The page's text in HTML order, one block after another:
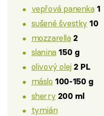
vepřová panenka 1
sušené švestky 10
mozzarella 2
slanina 150 g
olivový olej 2 PL
máslo 100-150 g
sherry 200 ml
tymián